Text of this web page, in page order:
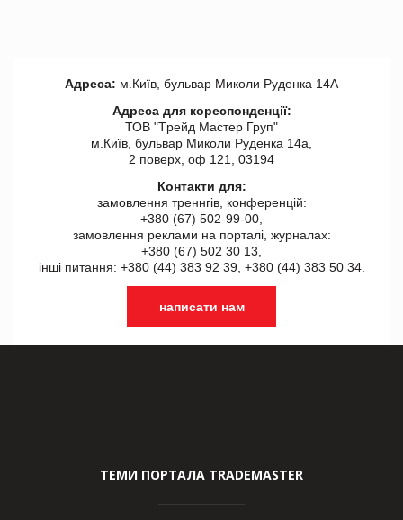
Адреса: м.Київ, бульвар Миколи Руденка 14А
Адреса для кореспонденції:
ТОВ "Tрейд Мастер Груп"
м.Київ, бульвар Миколи Руденка 14а,
2 поверх, оф 121, 03194
Контакти для:
замовлення треннгів, конференцій:
+380 (67) 502-99-00,
замовлення реклами на порталі, журналах:
+380 (67) 502 30 13,
інші питання: +380 (44) 383 92 39, +380 (44) 383 50 34.
написати нам
ТЕМИ ПОРТАЛА TRADEMASTER